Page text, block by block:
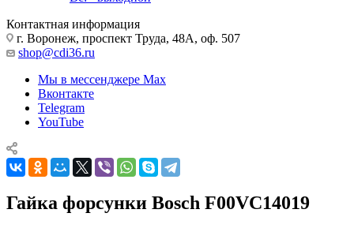
Контактная информация
г. Воронеж, проспект Труда, 48А, оф. 507
shop@cdi36.ru
Мы в мессенджере Max
Вконтакте
Telegram
YouTube
Гайка форсунки Bosch F00VC14019